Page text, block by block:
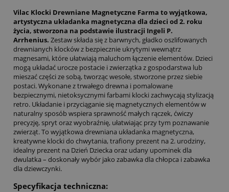
Vilac Klocki Drewniane Magnetyczne Farma to wyjątkowa,
artystyczna układanka magnetyczna dla dzieci od 2. roku
życia, stworzona na podstawie ilustracji Ingeli P.
Arrhenius. Zestaw składa się z barwnych, gładko oszlifowanych
drewnianych klocków z bezpiecznie ukrytymi wewnątrz
magnesami, które ułatwiają maluchom łączenie elementów. Dzieci
mogą układać urocze postacie i zwierzątka z gospodarstwa lub
mieszać części ze sobą, tworząc wesołe, stworzone przez siebie
postaci. Wykonane z trwałego drewna i pomalowane
bezpiecznymi, nietoksycznymi farbami klocki zachwycają stylizacją
retro. Układanie i przyciąganie się magnetycznych elementów w
naturalny sposób wspiera sprawność małych rączek, ćwiczy
precyzję, spryt oraz wyobraźnię, ułatwiając przy tym poznawanie
zwierząt. To wyjątkowa drewniana układanka magnetyczna,
kreatywne klocki do chwytania, trafiony prezent na 2. urodziny,
idealny prezent na Dzień Dziecka oraz udany upominek dla
dwulatka – doskonały wybór jako zabawka dla chłopca i zabawka
dla dziewczynki.
Specyfikacja techniczna: